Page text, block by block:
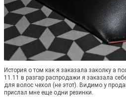
История о том как я заказала заколку а
11.11 в разгар распродажи я заказала
для волос чехол (не этот). Видимо у
прислал мне еще одни резинки.